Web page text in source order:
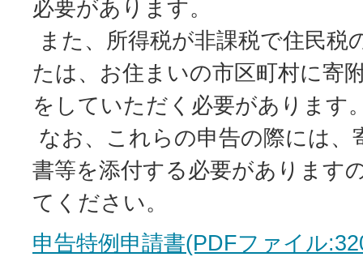
必要があります。
また、所得税が非課税で住民税
たは、お住まいの市区町村に寄
をしていただく必要があります
なお、これらの申告の際には、
書等を添付する必要があります
てください。
申告特例申請書(PDFファイル